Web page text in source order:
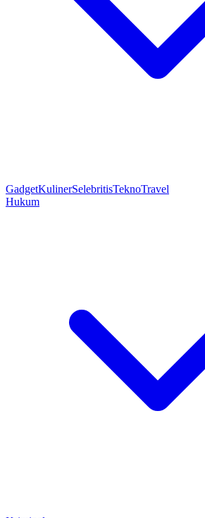
GadgetKulinerSelebritisTeknoTravel
Hukum